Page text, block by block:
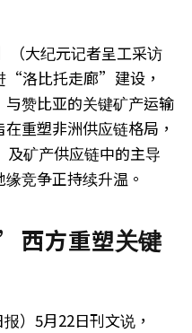
（大纪元记者呈工采访
“洛比托走廊”建设，
赞比亚的关键矿产运输
重塑非洲供应链格局，
矿产供应链中的主导
竞争正持续升温。
西方重塑关键
）5月22日刊文说，